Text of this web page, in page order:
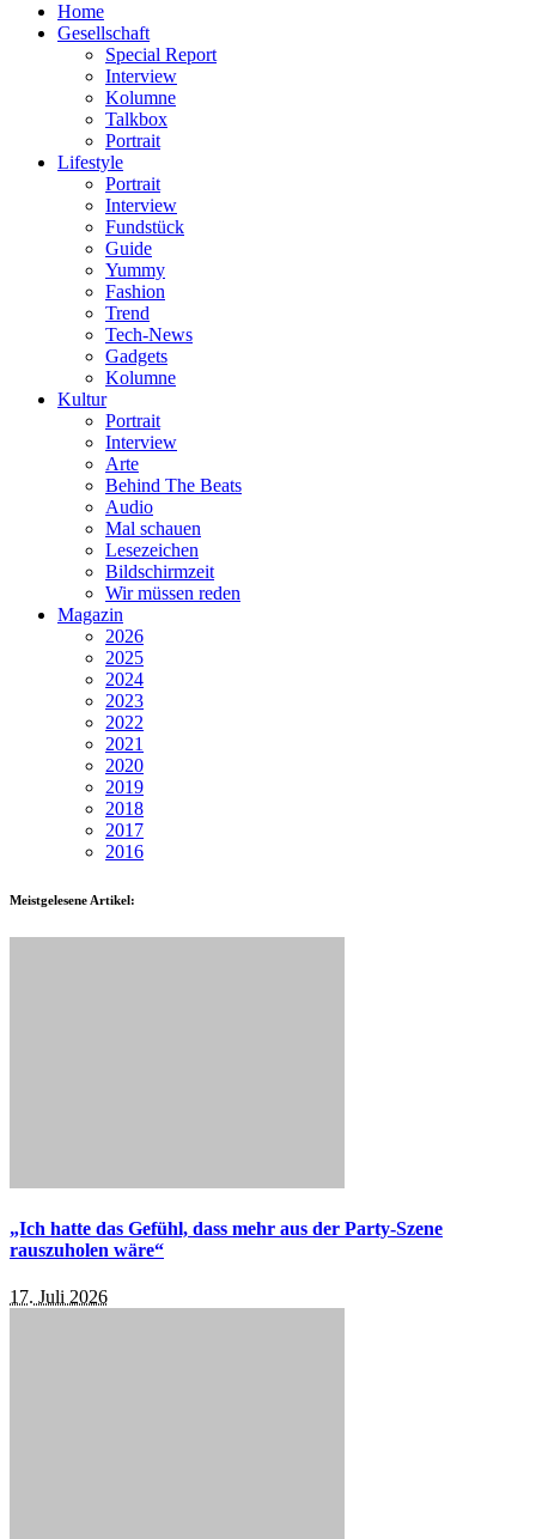
Home
Gesellschaft
Special Report
Interview
Kolumne
Talkbox
Portrait
Lifestyle
Portrait
Interview
Fundstück
Guide
Yummy
Fashion
Trend
Tech-News
Gadgets
Kolumne
Kultur
Portrait
Interview
Arte
Behind The Beats
Audio
Mal schauen
Lesezeichen
Bildschirmzeit
Wir müssen reden
Magazin
2026
2025
2024
2023
2022
2021
2020
2019
2018
2017
2016
Meistgelesene Artikel:
„Ich hatte das Gefühl, dass mehr aus der Party-Szene
rauszuholen wäre“
17. Juli 2026